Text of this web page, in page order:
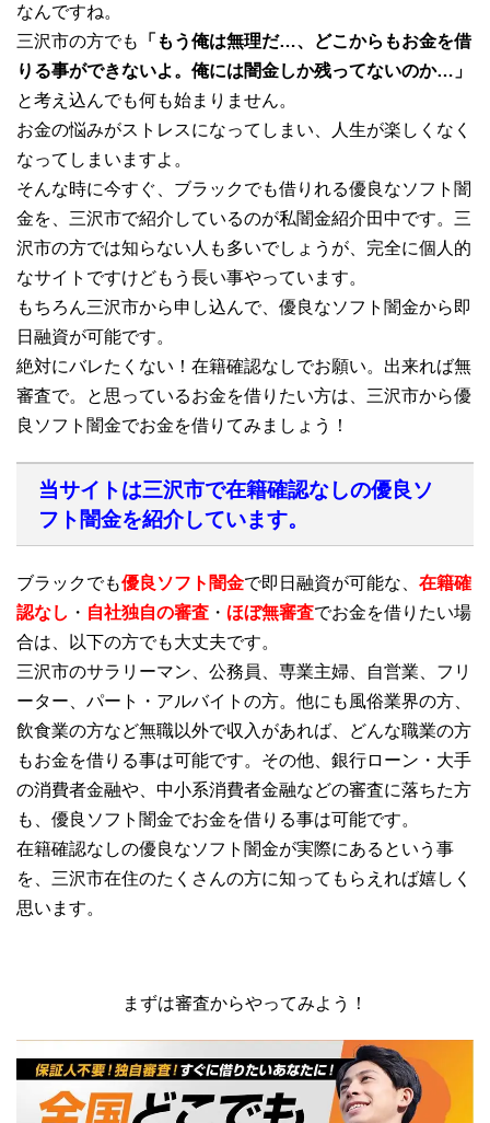
なんですね。
三沢市の方でも
「もう俺は無理だ…、どこからもお金を借
りる事ができないよ。俺には闇金しか残ってないのか…」
と考え込んでも何も始まりません。
お金の悩みがストレスになってしまい、人生が楽しくなく
なってしまいますよ。
そんな時に今すぐ、ブラックでも借りれる優良なソフト闇
金を、三沢市で紹介しているのが私闇金紹介田中です。三
沢市の方では知らない人も多いでしょうが、完全に個人的
なサイトですけどもう長い事やっています。
もちろん三沢市から申し込んで、優良なソフト闇金から即
日融資が可能です。
絶対にバレたくない！在籍確認なしでお願い。出来れば無
審査で。と思っているお金を借りたい方は、三沢市から優
良ソフト闇金でお金を借りてみましょう！
当サイトは三沢市で在籍確認なしの優良ソ
フト闇金を紹介しています。
ブラックでも優良ソフト闇金で即日融資が可能な、 在籍確
認なし ・ 自社独自の審査 ・ ほぼ無審査でお金を借りたい場
合は、以下の方でも大丈夫です。
三沢市のサラリーマン、公務員、専業主婦、自営業、フリ
ーター、パート・アルバイトの方。他にも風俗業界の方、
飲食業の方など無職以外で収入があれば、どんな職業の方
もお金を借りる事は可能です。その他、銀行ローン・大手
の消費者金融や、中小系消費者金融などの審査に落ちた方
も、優良ソフト闇金でお金を借りる事は可能です。
在籍確認なしの優良なソフト闇金が実際にあるという事
を、三沢市在住のたくさんの方に知ってもらえれば嬉しく
思います。
まずは審査からやってみよう！